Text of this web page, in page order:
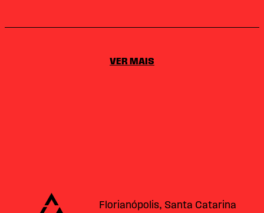
VER MAIS
Alataj
Florianópolis, Santa Catarina